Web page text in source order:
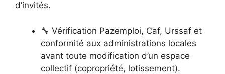
d’invités.
🔧 Vérification Pazemploi, Caf, Urssaf et
conformité aux administrations locales
avant toute modification d’un espace
collectif (copropriété, lotissement).